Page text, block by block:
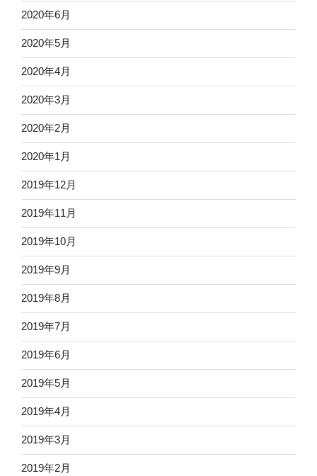
2020年6月
2020年5月
2020年4月
2020年3月
2020年2月
2020年1月
2019年12月
2019年11月
2019年10月
2019年9月
2019年8月
2019年7月
2019年6月
2019年5月
2019年4月
2019年3月
2019年2月